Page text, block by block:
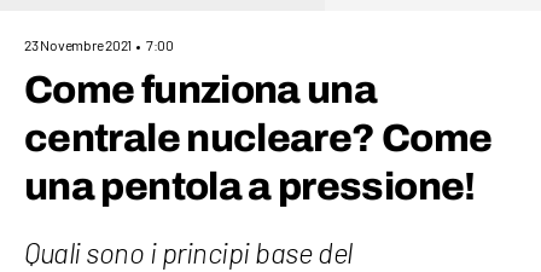
23 Novembre 2021 7:00
Come funziona una
centrale nucleare? Come
una pentola a pressione!
Quali sono i principi base del